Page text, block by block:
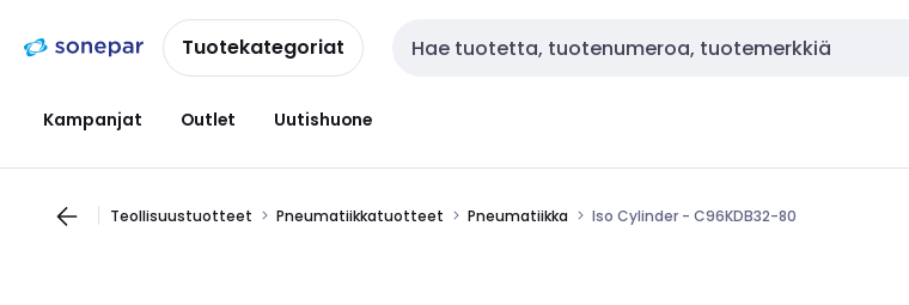
navigointiinsisältöönTuotekategoriat Haku
Kampanjat Outlet Uutishuone
Teollisuustuotteet Pneumatiikkatuotteet Pneumatiikka Iso Cylinder - C96KDB32-80